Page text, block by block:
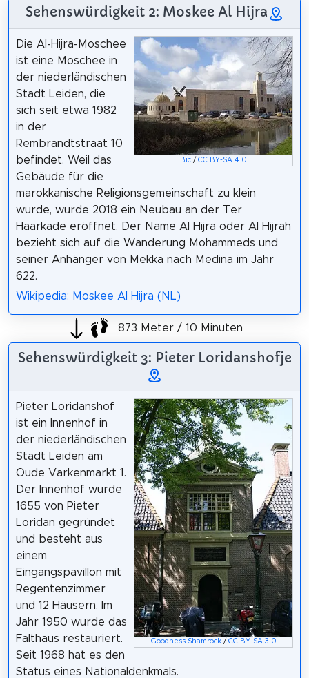
Sehenswürdigkeit 2: Moskee Al Hijra
Bic /CC BY-SA 4.0
Die Al-Hijra-Moschee
ist eine Moschee in
der niederländischen
Stadt Leiden, die
sich seit etwa 1982
in der
Rembrandtstraat 10
befindet. Weil das
Gebäude für die
marokkanische Religionsgemeinschaft zu klein
wurde, wurde 2018 ein Neubau an der Ter
Haarkade eröffnet. Der Name Al Hijra oder Al Hijrah
bezieht sich auf die Wanderung Mohammeds und
seiner Anhänger von Mekka nach Medina im Jahr
622.
Wikipedia: Moskee Al Hijra (NL)
873 Meter / 10 Minuten
Sehenswürdigkeit 3: Pieter Loridanshofje
Goodness Shamrock/ CC BY-SA 3.0
Pieter Loridanshof
ist ein Innenhof in
der niederländischen
Stadt Leiden am
Oude Varkenmarkt 1.
Der Innenhof wurde
1655 von Pieter
Loridan gegründet
und besteht aus
einem
Eingangspavillon mit
Regentenzimmer
und 12 Häusern. Im
Jahr 1950 wurde das
Falthaus restauriert.
Seit 1968 hat es den
Status eines Nationaldenkmals.